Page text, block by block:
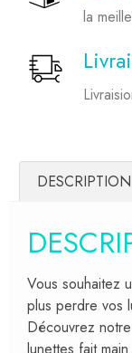
la
DESCRIPTION
Vous souhaitez
plus perdre vos
Découvrez